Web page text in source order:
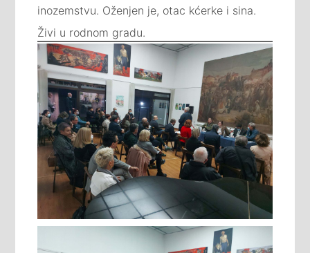
inozemstvu. Oženjen je, otac kćerke i sina.
Živi u rodnom gradu.